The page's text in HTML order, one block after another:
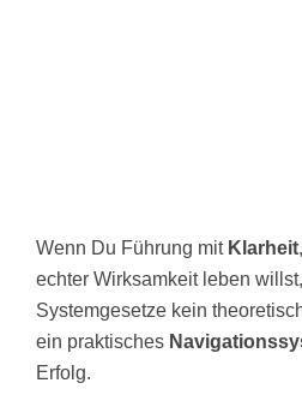
Wenn Du Führung mit Klarheit
echter Wirksamkeit leben
Systemgesetze kein
ein praktisches
Erfolg.